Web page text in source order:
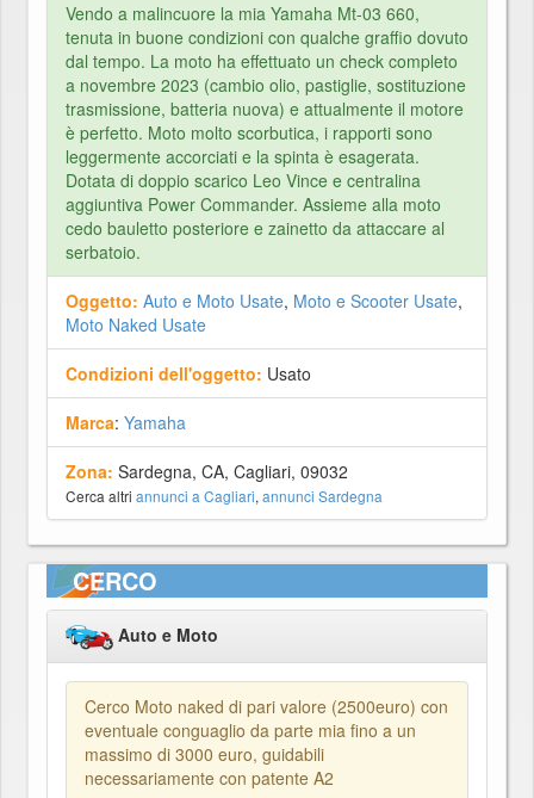
Vendo a malincuore la mia Yamaha Mt-03 660,
tenuta in buone condizioni con qualche graffio dovuto
dal tempo. La moto ha effettuato un check completo
a novembre 2023 (cambio olio, pastiglie, sostituzione
trasmissione, batteria nuova) e attualmente il motore
è perfetto. Moto molto scorbutica, i rapporti sono
leggermente accorciati e la spinta è esagerata.
Dotata di doppio scarico Leo Vince e centralina
aggiuntiva Power Commander. Assieme alla moto
cedo bauletto posteriore e zainetto da attaccare al
serbatoio.
Oggetto: Auto e Moto Usate, Moto e Scooter Usate,
Moto Naked Usate
Condizioni dell'oggetto: Usato
Marca: Yamaha
Zona: Sardegna, CA, Cagliari, 09032
Cerca altri annunci a Cagliari, annunci Sardegna
CERCO
Auto e Moto
Cerco Moto naked di pari valore (2500euro) con
eventuale conguaglio da parte mia fino a un
massimo di 3000 euro, guidabili
necessariamente con patente A2